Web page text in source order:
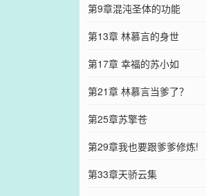
第9章混沌圣体的功能
第13章 林慕言的身世
第17章 幸福的苏小如
第21章 林慕言当爹了？
第25章苏擎苍
第29章我也要跟爹爹修炼!
第33章天骄云集